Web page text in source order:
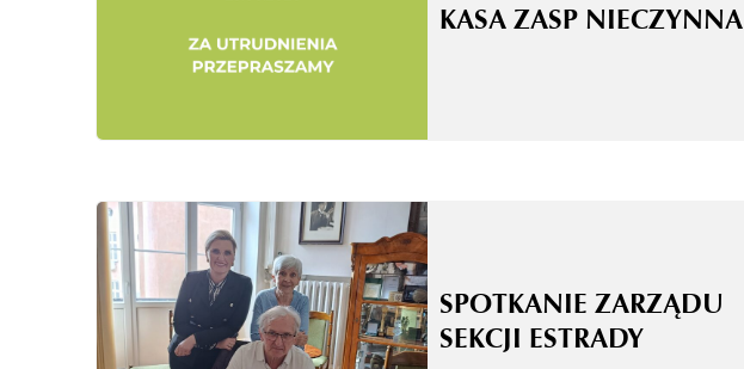
KASA ZASP NIECZYNNA
SPOTKANIE ZARZĄDU
SEKCJI ESTRADY